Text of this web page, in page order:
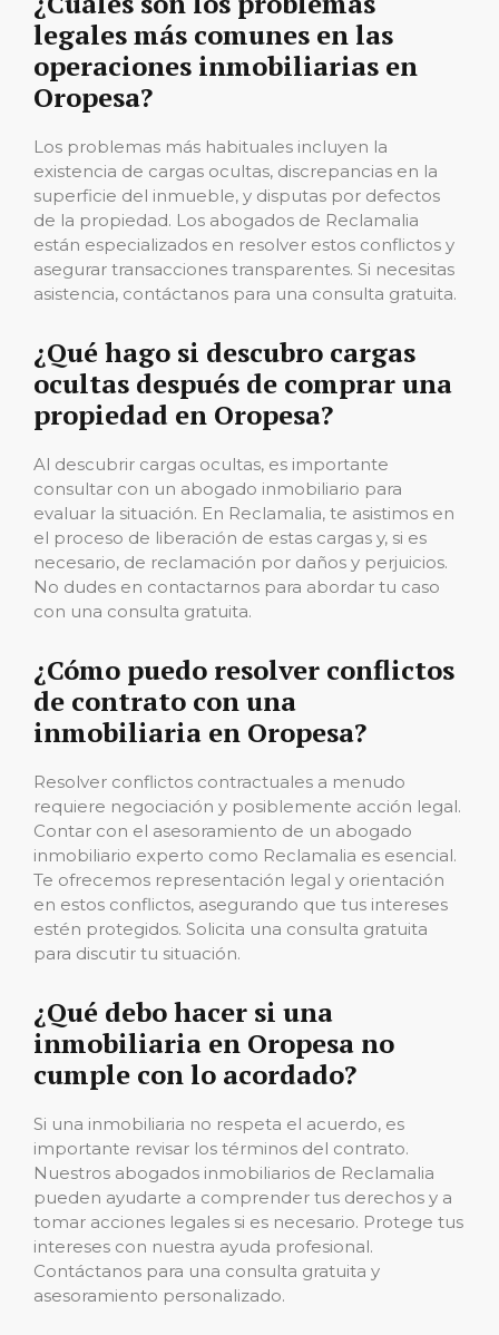
legales más comunes en las
operaciones inmobiliarias en
Oropesa?
Los problemas más habituales incluyen la
existencia de cargas ocultas, discrepancias en la
superficie del inmueble, y disputas por defectos
de la propiedad. Los abogados de Reclamalia
están especializados en resolver estos conflictos y
asegurar transacciones transparentes. Si necesitas
asistencia, contáctanos para una consulta gratuita.
¿Qué hago si descubro cargas
ocultas después de comprar una
propiedad en Oropesa?
Al descubrir cargas ocultas, es importante
consultar con un abogado inmobiliario para
evaluar la situación. En Reclamalia, te asistimos en
el proceso de liberación de estas cargas y, si es
necesario, de reclamación por daños y perjuicios.
No dudes en contactarnos para abordar tu caso
con una consulta gratuita.
¿Cómo puedo resolver conflictos
de contrato con una
inmobiliaria en Oropesa?
Resolver conflictos contractuales a menudo
requiere negociación y posiblemente acción legal.
Contar con el asesoramiento de un abogado
inmobiliario experto como Reclamalia es esencial.
Te ofrecemos representación legal y orientación
en estos conflictos, asegurando que tus intereses
estén protegidos. Solicita una consulta gratuita
para discutir tu situación.
¿Qué debo hacer si una
inmobiliaria en Oropesa no
cumple con lo acordado?
Si una inmobiliaria no respeta el acuerdo, es
importante revisar los términos del contrato.
Nuestros abogados inmobiliarios de Reclamalia
pueden ayudarte a comprender tus derechos y a
tomar acciones legales si es necesario. Protege tus
intereses con nuestra ayuda profesional.
Contáctanos para una consulta gratuita y
asesoramiento personalizado.